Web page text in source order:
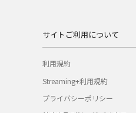
サイトご利用について
利用規約
Streaming+利用規約
プライバシーポリシー